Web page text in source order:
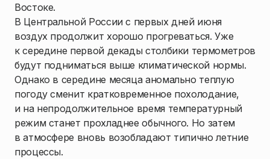
Востоке.
В Центральной России с первых дней июня
воздух продолжит хорошо прогреваться. Уже
к середине первой декады столбики термометров
будут подниматься выше климатической нормы.
Однако в середине месяца аномально теплую
погоду сменит кратковременное похолодание,
и на непродолжительное время температурный
режим станет прохладнее обычного. Но затем
в атмосфере вновь возобладают типично летние
процессы.